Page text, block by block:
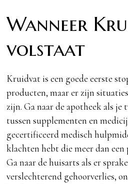
Wanneer
volstaat
Kruidvat is een goede eerste
producten, maar er zijn
zijn. Ga naar de apotheek als
tussen supplementen en
gecertificeerd medisch
klachten hebt die meer dan een
Ga naar de huisarts als er
verslechterend gehoorverlies,